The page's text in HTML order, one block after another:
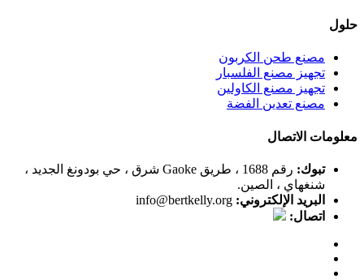
حلول
مصنع طحن الكربون
تجهيز مصنع الفلسبار
تجهيز مصنع الكاولين
مصنع تعدين الفضة
معلومات الاتصال
تبوك:
رقم 1688 ، طريق Gaoke شرق ، حي بودونغ الجديد ،
شنغهاي ، الصين.
البريد الإلكتروني: info@bertkelly.org
اتصال: